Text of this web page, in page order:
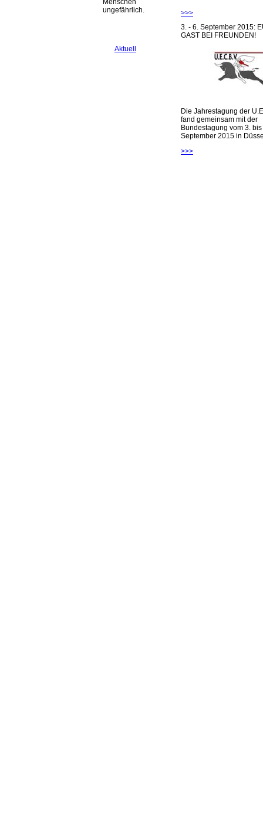
Menschen
ungefährlich.
Aktuell
>>>
3. - 6. September 2015:
GAST BEI FREUNDEN!
Die Jahrestagung der
fand gemeinsam mit der
Bundestagung vom 3. bis
September 2015 in
>>>